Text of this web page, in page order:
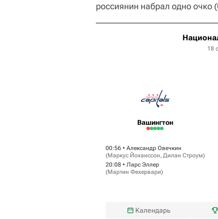
россиянин набрал одно очко
18
Вашингтон
00:56 • Александр Овечкин
(Маркус Йоханссон, Дилан Строум)
20:08 • Ларс Эллер
(Мартин Фехервари)
Календарь